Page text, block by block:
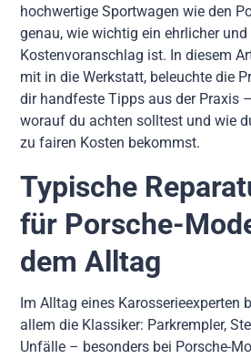
hochwertige Sportwagen wie den
genau, wie wichtig ein ehrlicher
Kostenvoranschlag ist. In diesem
mit in die Werkstatt, beleuchte die
dir handfeste Tipps aus der Praxis
worauf du achten solltest und wie
zu fairen Kosten bekommst.
Typische
für Porsche-
dem Alltag
Im Alltag eines Karosserieexperten
allem die Klassiker: Parkrempler,
Unfälle – besonders bei Porsche-